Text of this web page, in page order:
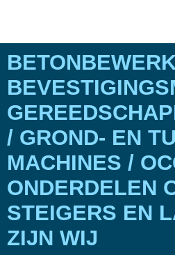
/ GROND- EN
MACHINES /
ONDERDELEN
STEIGERS EN
ZIJN WIJ